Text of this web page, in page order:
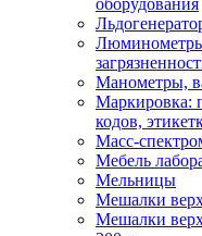
Манометры,
Маркировка:
кодов,
Масс-
Мебель
Мельницы
Мешалки
Мешалки